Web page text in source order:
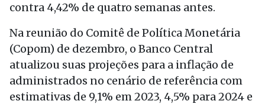
contra 4,42% de quatro semanas antes.
Na reunião do Comitê de Política Monetária
(Copom) de dezembro, o Banco Central
atualizou suas projeções para a inflação de
administrados no cenário de referência com
estimativas de 9,1% em 2023, 4,5% para 2024 e